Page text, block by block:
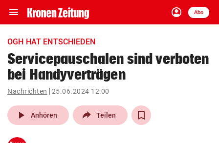
menu Navigation
ein-/ausklappen
account_circle
Anmelden
Abo
close Schließen
account_circle Anmelden
pin_drop
Wien arrow_right
OGH HAT ENTSCHIEDEN
Servicepauschalen sind verboten
bei Handyverträgen
Nachrichten 25.06.2024 12:00
play_arrow Anhören Teilen